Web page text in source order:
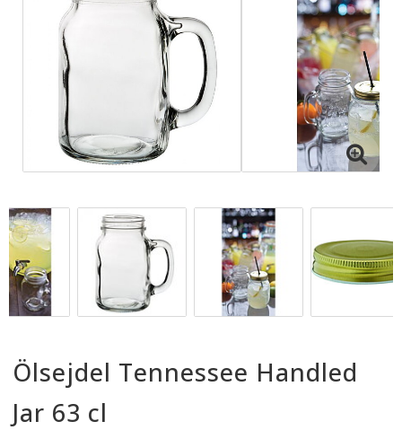
Ölsejdel Tennessee Handled
Jar 63 cl